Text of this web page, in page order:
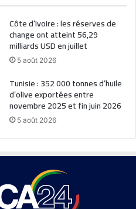
Côte d’Ivoire : les réserves de
change ont atteint 56,29
milliards USD en juillet
5 août 2026
Tunisie : 352 000 tonnes d’huile
d’olive exportées entre
novembre 2025 et fin juin 2026
5 août 2026